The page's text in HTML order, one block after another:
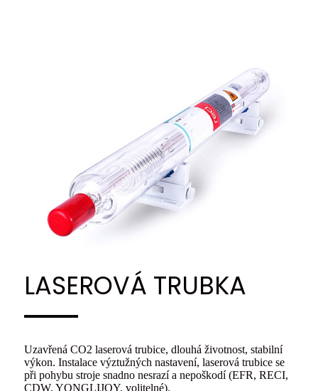
LASEROVÁ TRUBKA
Uzavřená CO2 laserová trubice, dlouhá životnost, stabilní
výkon. Instalace výztužných nastavení, laserová trubice se
při pohybu stroje snadno nesrazí a nepoškodí (EFR, RECI,
CDW, YONGLIJOY, volitelné).